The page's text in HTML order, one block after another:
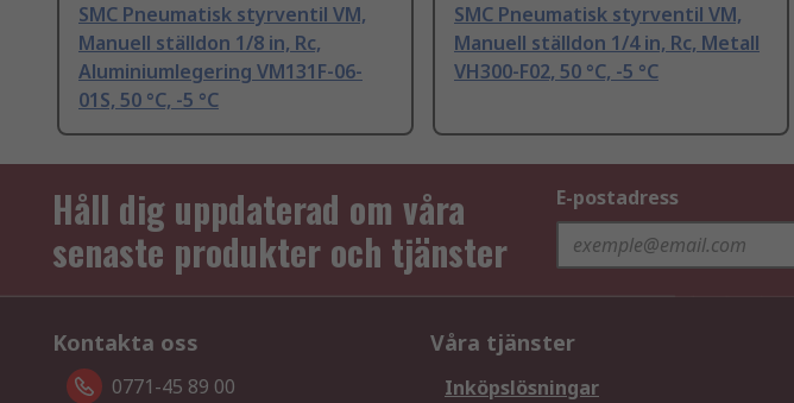
SMC Pneumatisk styrventil VM,
Manuell ställdon 1/8 in, Rc,
Aluminiumlegering VM131F-06-
01S, 50 °C, -5 °C
SMC Pneumatisk styrventil VM,
Manuell ställdon 1/4 in, Rc, Metall
VH300-F02, 50 °C, -5 °C
Håll dig uppdaterad om våra
senaste produkter och tjänster
E-postadress
Kontakta oss
0771-45 89 00
Våra tjänster
Inköpslösningar